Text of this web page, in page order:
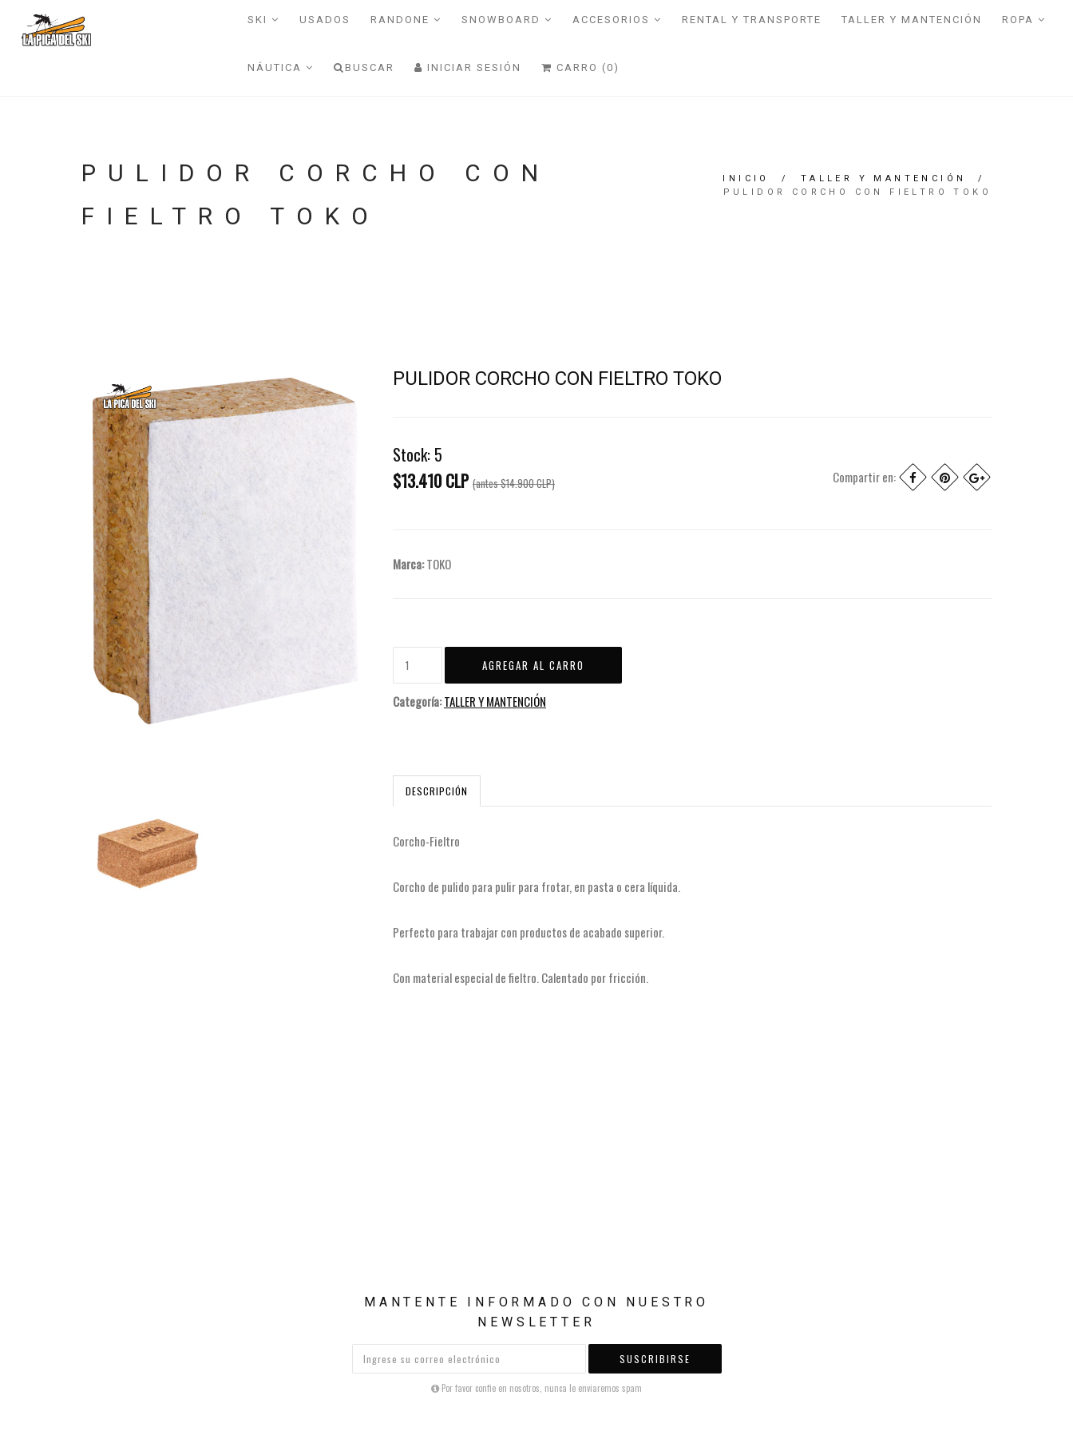
SKI USADOS RANDONE SNOWBOARD ACCESORIOS RENTAL Y TRANSPORTE TALLER Y MANTENCIÓN ROPA
NÁUTICA BUSCAR INICIAR SESIÓN CARRO (0)
PULIDOR CORCHO CON
FIELTRO TOKO
INICIO / TALLER Y MANTENCIÓN
/
PULIDOR CORCHO CON FIELTRO TOKO
PULIDOR CORCHO CON FIELTRO TOKO
Stock: 5
$13.410 CLP (antes$14.900 CLP) Compartir en:
Marca:TOKO
Categoría:TALLER Y MANTENCIÓN
DESCRIPCIÓN
Corcho-Fieltro
Corcho de pulido para pulir para frotar, en pasta o cera líquida.
Perfecto para trabajar con productos de acabado superior.
Con material especial de fieltro. Calentado por fricción.
MANTENTE INFORMADO CON NUESTRO
NEWSLETTER
SUSCRIBIRSE
Por favor confie en nosotros, nunca le enviaremos spam